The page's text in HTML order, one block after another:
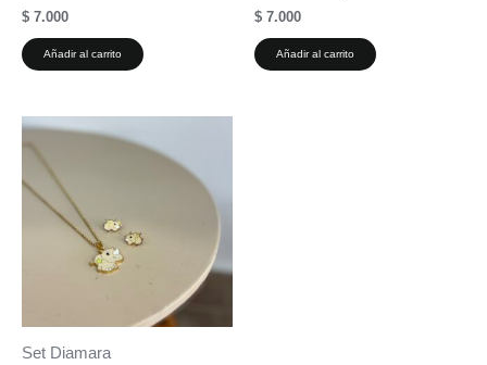
$ 7.000
Añadir al carrito
$ 7.000
Añadir al carrito
Set Diamara